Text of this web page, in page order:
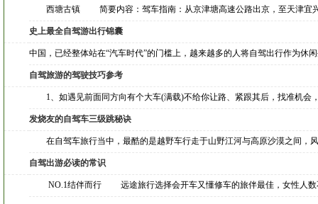
西塘古镇 简要内容：驾车指南：从京津塘高速公路出京，至天津宜兴
史上最全自驾游出行锦囊
中国，已经整体站在“汽车时代”的门槛上，越来越多的人将自驾出行作为休
自驾旅游的驾驶技巧参考
1、如遇见前面同方向有个大车(满载)不给你让路、紧跟其后，找准机
发烧友的自驾车三级跳秘诀
在自驾车旅行当中，最酷的是越野车行走于山野江河与高原沙漠之间，
自驾出游必读的常识
NO.1结伴而行 远途旅行选择会开车又懂修车的旅伴最佳，女性人数